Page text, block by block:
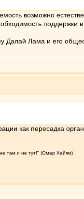
возможно
поддержки в
Далай Лама и его
как пересадка
не там и не тут!" (Омар Хайям)